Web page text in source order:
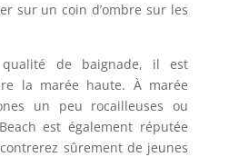
sur un coin d’ombre sur les
de baignade, il est
la marée haute. À marée
un peu rocailleuses ou
est également réputée
sûrement de jeunes